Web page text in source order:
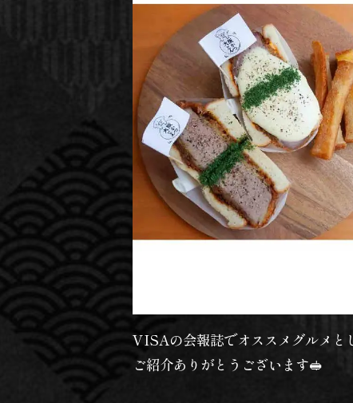
VISAの会報誌でオススメグルメと
ご紹介ありがとうございます🥪